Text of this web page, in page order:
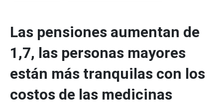
Las pensiones aumentan de
1,7, las personas mayores
están más tranquilas con los
costos de las medicinas